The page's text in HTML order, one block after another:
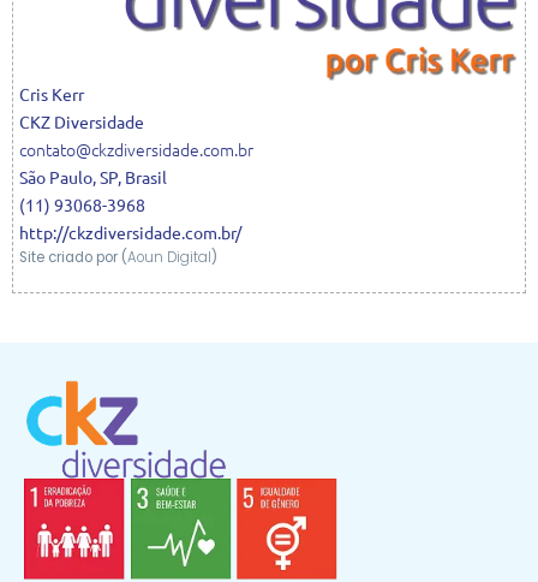
Cris Kerr
CKZ Diversidade
contato@ckzdiversidade.com.br
São Paulo,SP, Brasil
(11) 93068-3968
http://ckzdiversidade.com.br/
Site criado por (Aoun Digital)